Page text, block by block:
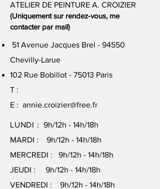
ATELIER DE PEINTURE A. CROIZIER
(Uniquement sur rendez-vous, me
contacter par mail)
51 Avenue Jacques Brel - 94550
Chevilly-Larue
102 Rue Bobillot - 75013 Paris
T :
E : annie.croizier@free.fr
LUNDI : 9h/12h - 14h/18h
MARDI : 9h/12h - 14h/18h
MERCREDI : 9h/12h - 14h/18h
JEUDI : 9h/12h - 14h/18h
VENDREDI : 9h/12h - 14h/18h